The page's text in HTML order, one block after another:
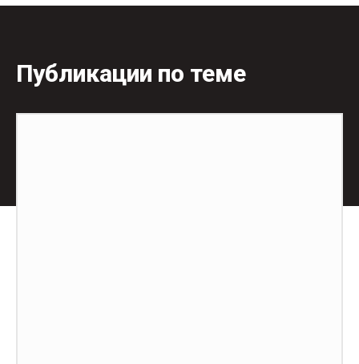
Публикации по теме